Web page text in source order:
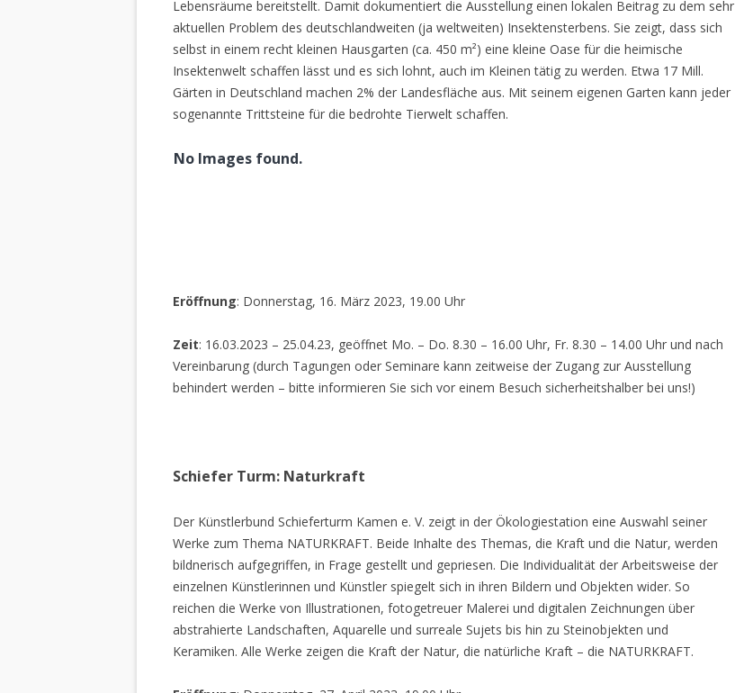
Lebensräume bereitstellt. Damit dokumentiert die Ausstellung einen lokalen Beitrag zu dem sehr
aktuellen Problem des deutschlandweiten (ja weltweiten) Insektensterbens. Sie zeigt, dass sich
selbst in einem recht kleinen Hausgarten (ca. 450 m²) eine kleine Oase für die heimische
Insektenwelt schaffen lässt und es sich lohnt, auch im Kleinen tätig zu werden. Etwa 17 Mill.
Gärten in Deutschland machen 2% der Landesfläche aus. Mit seinem eigenen Garten kann jeder
sogenannte Trittsteine für die bedrohte Tierwelt schaffen.
No Images found.
Eröffnung: Donnerstag, 16. März 2023, 19.00 Uhr
Zeit: 16.03.2023 – 25.04.23, geöffnet Mo. – Do. 8.30 – 16.00 Uhr, Fr. 8.30 – 14.00 Uhr und nach
Vereinbarung (durch Tagungen oder Seminare kann zeitweise der Zugang zur Ausstellung
behindert werden – bitte informieren Sie sich vor einem Besuch sicherheitshalber bei uns!)
Schiefer Turm: Naturkraft
Der Künstlerbund Schieferturm Kamen e. V. zeigt in der Ökologiestation eine Auswahl seiner
Werke zum Thema NATURKRAFT. Beide Inhalte des Themas, die Kraft und die Natur, werden
bildnerisch aufgegriffen, in Frage gestellt und gepriesen. Die Individualität der Arbeitsweise der
einzelnen Künstlerinnen und Künstler spiegelt sich in ihren Bildern und Objekten wider. So
reichen die Werke von Illustrationen, fotogetreuer Malerei und digitalen Zeichnungen über
abstrahierte Landschaften, Aquarelle und surreale Sujets bis hin zu Steinobjekten und
Keramiken. Alle Werke zeigen die Kraft der Natur, die natürliche Kraft – die NATURKRAFT.